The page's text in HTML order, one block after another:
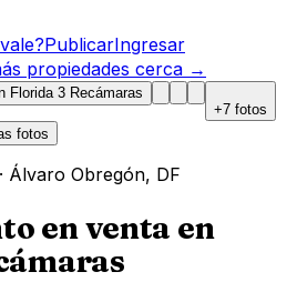
PublicarIngresar
propiedades cerca →
+7 fotos
fotos
· Álvaro Obregón, DF
en venta en